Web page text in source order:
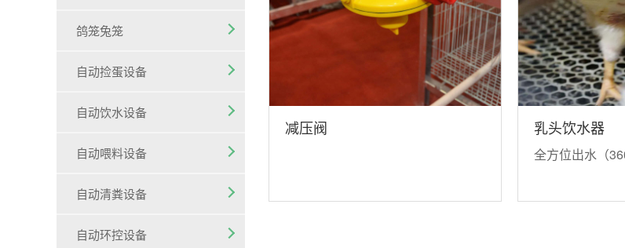
鸽笼兔笼
自动捡蛋设备
自动饮水设备
自动喂料设备
自动清粪设备
自动环控设备
减压阀 乳头饮水器
全方位出水（